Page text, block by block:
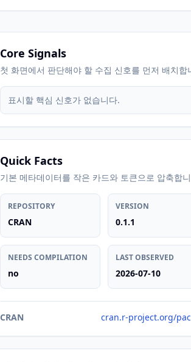
Core Signals
첫 화면에서 판단해야 할 수집 신호를 먼저 배치합
표시할 핵심 신호가 없습니다.
Quick Facts
기본 메타데이터를 작은 카드와 토큰으로 압축합
REPOSITORY
CRAN
VERSION
0.1.1
NEEDS COMPILATION
no
LAST OBSERVED
2026-07-10
CRAN cran.r-project.org/